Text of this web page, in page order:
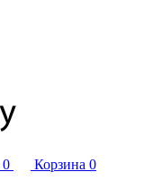
0 Корзина 0